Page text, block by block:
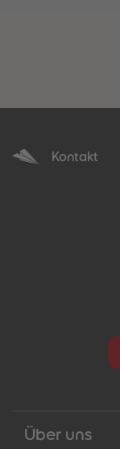
Kontakt
Über uns